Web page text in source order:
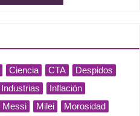
Ciencia CTA
Despidos
Industrias
Inflación
Messi Milei
Morosidad